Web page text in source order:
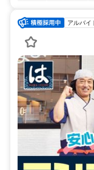
アルバイ